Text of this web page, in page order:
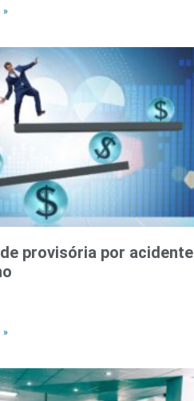
»
provisória por acidente
»